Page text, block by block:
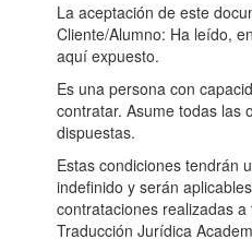
La aceptación de este
Cliente/Alumno: Ha leído,
aquí expuesto.
Es una persona con
contratar. Asume todas las
dispuestas.
Estas condiciones tendrán
indefinido y serán
contrataciones realizadas
Traducción Jurídica